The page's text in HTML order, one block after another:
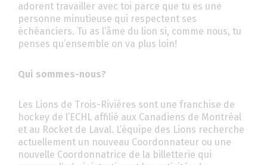
adorent travailler avec toi parce que tu es une
personne minutieuse qui respectent ses
échéanciers. Tu as l’âme du lion si, comme nous, tu
penses qu’ensemble on va plus loin!
Qui sommes-nous?
Les Lions de Trois-Rivières sont une franchise de
hockey de l’ECHL affilié aux Canadiens de Montréal
et au Rocket de Laval. L’équipe des Lions recherche
actuellement un nouveau Coordonnateur ou une
nouvelle Coordonnatrice de la billetterie qui